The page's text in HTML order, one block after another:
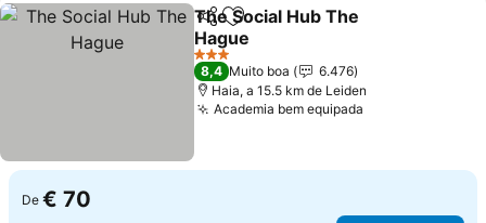
PartilharAdicionar aos favoritos
The Social Hub The
Hague
Ver preços
3 Estrelas
8,4 Muito boa
6.476
Haia, a 15.5 km de Leiden
Academia bem equipada
De € 70